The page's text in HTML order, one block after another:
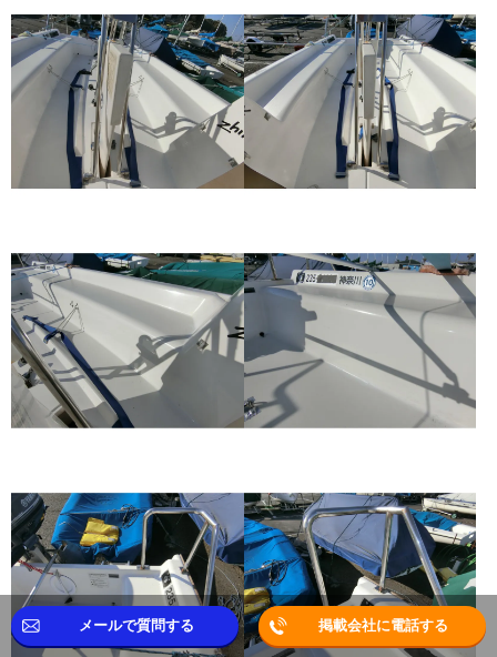
メールで質問する 掲載会社に電話する